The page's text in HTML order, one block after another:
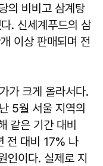
의 비비고 삼계탕
. 신세계푸드의 삼
이상 판매되며 전
가 크게 올라서다.
5월 서울 지역의
같은 기간 대비
전 대비 17% 나
인이다. 실제로 지